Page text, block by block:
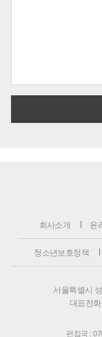
회사소개 윤
청소년보호정책
서울특별시
대표전
편집국 :